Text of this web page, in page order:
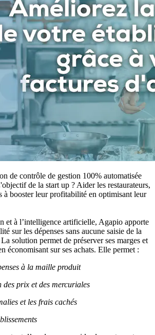
de contrôle de gestion 100% automatisée
de la start up ? Aider les restaurateurs,
à booster leur profitabilité en optimisant leur
et à l’intelligence artificielle, Agapio apporte
sur les dépenses sans aucune saisie de la
solution permet de préserver ses marges et
économisant sur ses achats. Elle permet :
à la maille produit
des prix et des mercuriales
et les frais cachés